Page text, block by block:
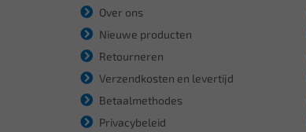
Over ons
Nieuwe producten
Retourneren
Verzendkosten en levertijd
Betaalmethodes
Privacybeleid